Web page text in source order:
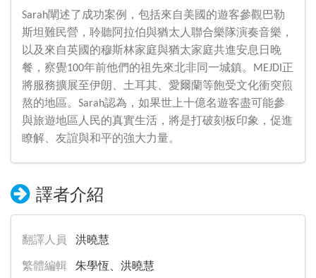
Sarah闡述了成功案例，包括來自美國的遊客參觀巴勒
斯坦難民營，聆聽阿拉伯與猶太人聯合樂隊演奏音樂，
以及來自英國的穆斯林家庭與猶太家庭共進安息日晚
餐，察覺100年前他們的祖先來北非同一城鎮。MEJDI正
將服務擴展至伊朗、土耳其、愛爾蘭等飽受文化衝突煎
熬的地區。Sarah認為，如果世上十億名遊客盡可能參
與旅遊地區人民的真實生活，將是打破刻板印象，促進
瞭解、友誼與和平的強大力量。
譯者介紹
翻譯人員 洪曉慧
繁體編輯 朱學恆、洪曉慧